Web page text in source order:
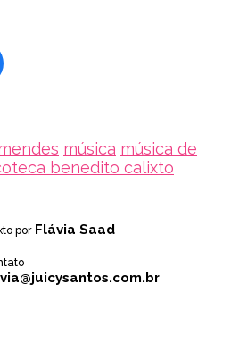
música música de
benedito calixto
por Flávia Saad